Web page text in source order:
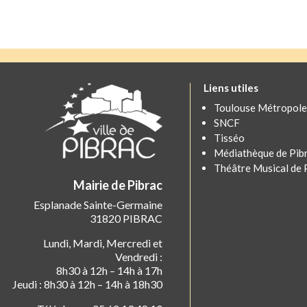
Mairie de Pibrac
Esplanade Sainte-Germaine
31820 PIBRAC
Lundi, Mardi, Mercredi et
Vendredi :
8h30 à 12h – 14h à 17h
Jeudi : 8h30 à 12h – 14h à 18h30
Liens utiles
Toulouse Métropole
SNCF
Tisséo
Médiathèque de
Théâtre Musical de